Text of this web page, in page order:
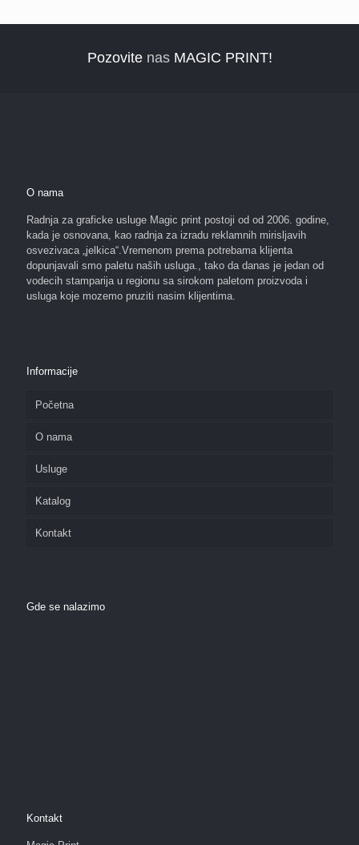
Pozovite nas MAGIC PRINT!
O nama
Radnja za graficke usluge Magic print postoji od od 2006. godine,
kada je osnovana, kao radnja za izradu reklamnih mirisljavih
osvezivaca „jelkica“.Vremenom prema potrebama klijenta
dopunjavali smo paletu naših usluga., tako da danas je jedan od
vodecih stamparija u regionu sa sirokom paletom proizvoda i
usluga koje mozemo pruziti nasim klijentima.
Informacije
Početna
O nama
Usluge
Katalog
Kontakt
Gde se nalazimo
Kontakt